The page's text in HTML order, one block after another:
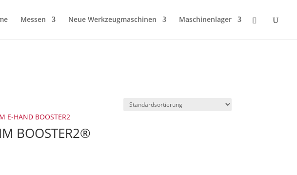
Messen Neue Werkzeugmaschinen Maschinenlager
BOOSTER2®